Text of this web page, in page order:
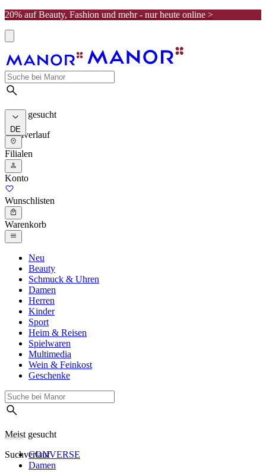
20% auf Beauty, Fashion und mehr - nur heute online >
Meist gesucht
Suchverlauf
DE
Filialen
Konto
Wunschlisten
Warenkorb
Neu
Beauty
Schmuck & Uhren
Damen
Herren
Kinder
Sport
Heim & Reisen
Spielwaren
Multimedia
Wein & Feinkost
Geschenke
Meist gesucht
SuchverlaufCONVERSE
Damen